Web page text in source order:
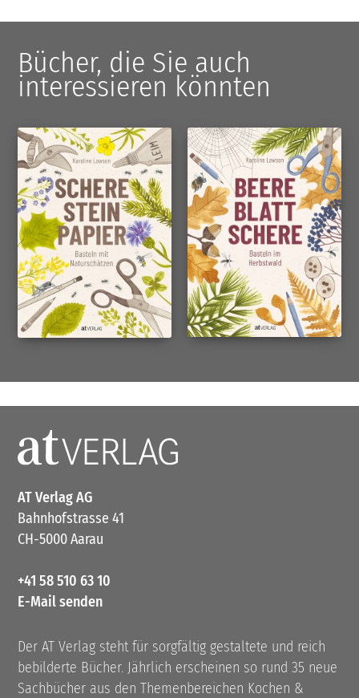
Bücher, die Sie auch
interessieren könnten
AT Verlag AG
Bahnhofstrasse 41
CH-5000 Aarau
+41 58 510 63 10
E-Mail senden
Der AT Verlag steht für sorgfältig gestaltete und reich
bebilderte Bücher. Jährlich erscheinen so rund 35 neue
Sachbücher aus den Themenbereichen Kochen &